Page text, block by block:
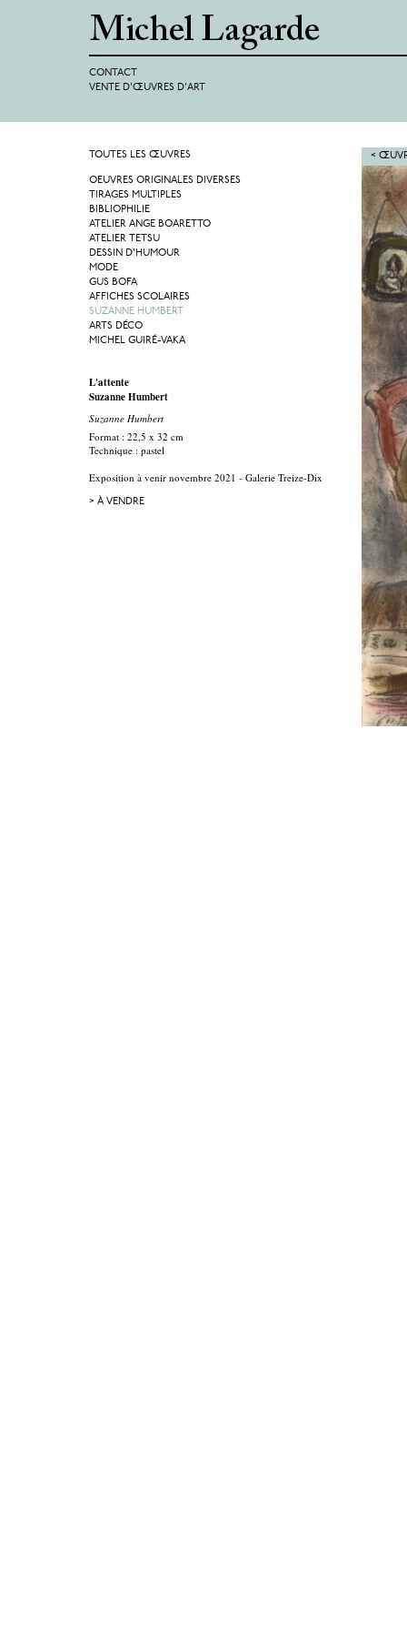
CONTACT
VENTE D'ŒUVRES D'ART
<
TOUTES LES ŒUVRES
OEUVRES ORIGINALES DIVERSES
TIRAGES MULTIPLES
BIBLIOPHILIE
ATELIER ANGE BOARETTO
ATELIER TETSU
DESSIN D'HUMOUR
MODE
GUS BOFA
AFFICHES SCOLAIRES
SUZANNE HUMBERT
ARTS DÉCO
MICHEL GUIRÉ-VAKA
L'attente
Suzanne Humbert
Suzanne Humbert
Format : 22,5 x 32 cm
Technique : pastel
Exposition à venir novembre 2021 - Galerie Treize-Dix
> À VENDRE